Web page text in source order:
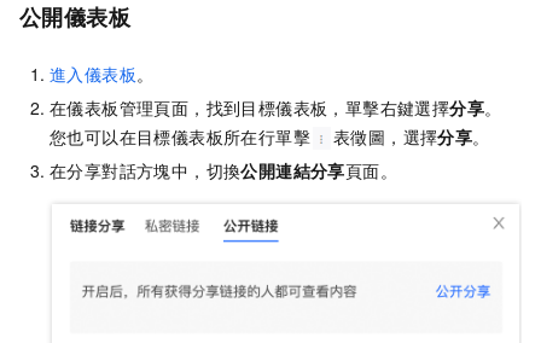
公開儀表板
進入儀表板 。
在儀表板管理頁面，找到目標儀表板，單擊右鍵選擇分享。
您也可以在目標儀表板所在行單擊
表徵圖，選擇分享。
在分享對話方塊中，切換公開連結分享頁面。